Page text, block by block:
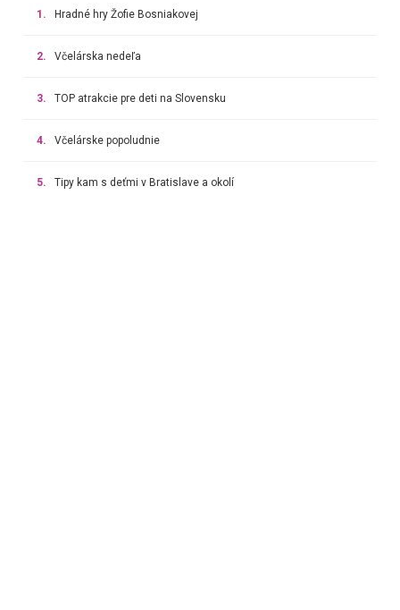
1. Hradné hry Žofie Bosniakovej
2. Včelárska nedeľa
3. TOP atrakcie pre deti na Slovensku
4. Včelárske popoludnie
5. Tipy kam s deťmi v Bratislave a okolí